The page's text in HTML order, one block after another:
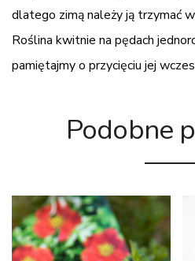
dlatego zimą należy ją trzymać
Roślina kwitnie na pędach
pamiętajmy o przycięciu jej
Podobne